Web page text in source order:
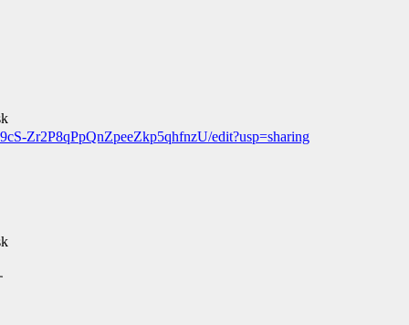
Zr2P8qPpQnZpeeZkp5qhfnzU/edit?usp=sharing